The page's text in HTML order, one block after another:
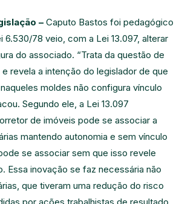
– Caputo Bastos foi pedagógico
6.530/78 veio, com a Lei 13.097, alterar
do associado. “Trata da questão de
revela a intenção do legislador de que
moldes não configura vínculo
Segundo ele, a Lei 13.097
de imóveis pode se associar a
mantendo autonomia e sem vínculo
se associar sem que isso revele
Essa inovação se faz necessária não
que tiveram uma redução do risco
por ações trabalhistas de resultado